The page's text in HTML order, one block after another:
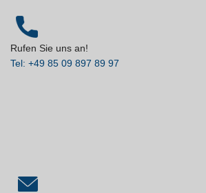
Rufen Sie uns an!
Tel: +49 85 09 897 89 97